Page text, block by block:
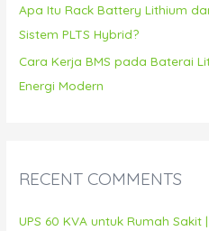
Apa Itu Rack Battery Lithium
Sistem PLTS Hybrid?
Cara Kerja BMS pada Baterai
Energi Modern
RECENT COMMENTS
UPS 60 KVA untuk Rumah Sakit